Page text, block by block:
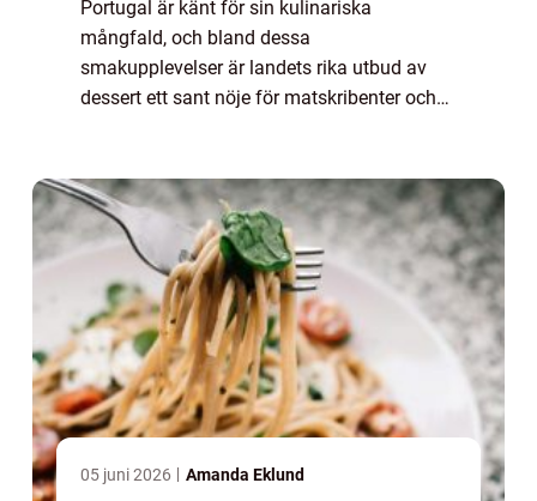
Portugal är känt för sin kulinariska
mångfald, och bland dessa
smakupplevelser är landets rika utbud av
dessert ett sant nöje för matskribenter och
världen av portug...
05 juni 2026 Amanda Eklund